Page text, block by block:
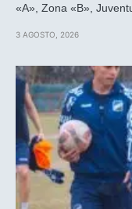
«A», Zona «B»,
3 AGOSTO, 2026